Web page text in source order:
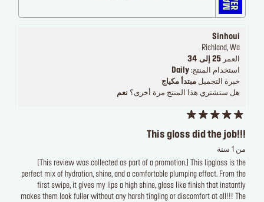
Sinhoui
Richland, Wa
العمر 25 إلى 34
استخدام المنتج: Daily
خبرة التجميل مبتدأ مكياج
هل ستشتري هذا المنتج مرة أخرى؟ نعم
This gloss did the job!!!
من 1 سنة
[This review was collected as part of a promotion.] This lipgloss is the
perfect mix of hydration, shine, and a comfortable plumping effect. From the
first swipe, it gives my lips a high shine, glass like finish that instantly
makes them look fuller without any harsh tingling or discomfort at all!!! The